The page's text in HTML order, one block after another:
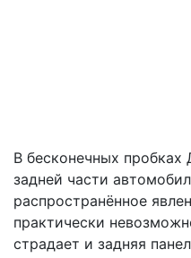
В бесконечных
задней части
распространённое
практически
страдает и задняя